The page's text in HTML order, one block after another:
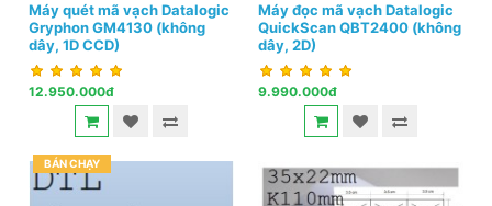
Máy quét mã vạch Datalogic
Gryphon GM4130 (không
dây, 1D CCD)
12.950.000đ
Máy đọc mã vạch Datalogic
QuickScan QBT2400 (không
dây, 2D)
9.990.000đ
BÁN CHẠY